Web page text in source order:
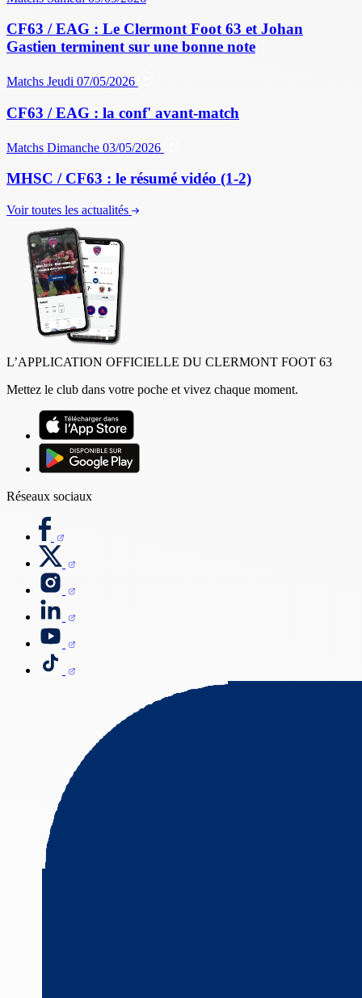
CF63 / EAG : Le Clermont Foot 63 et Johan
Gastien terminent sur une bonne note
Matchs Jeudi 07/05/2026
CF63 / EAG : la conf' avant-match
Matchs Dimanche 03/05/2026
MHSC / CF63 : le résumé vidéo (1-2)
Voir toutes les actualités
L’APPLICATION OFFICIELLE DU CLERMONT FOOT 63
Mettez le club dans votre poche et vivez chaque moment.
Réseaux sociaux